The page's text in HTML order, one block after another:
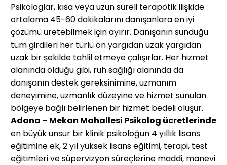
Psikologlar, kısa veya uzun süreli terapötik ilişkide
ortalama 45-60 dakikalarını danışanlara en iyi
çözümü üretebilmek için ayırır. Danışanın sunduğu
tüm girdileri her türlü ön yargıdan uzak yargıdan
uzak bir şekilde tahlil etmeye çalışırlar. Her hizmet
alanında olduğu gibi, ruh sağlığı alanında da
danışanın destek gereksinimine, uzmanım
deneyimine, uzmanlık düzeyine ve hizmet sunulan
bölgeye bağlı belirlenen bir hizmet bedeli oluşur.
Adana – Mekan Mahallesi Psikolog ücretlerinde
en büyük unsur bir klinik psikoloğun 4 yıllık lisans
eğitimine ek, 2 yıl yüksek lisans eğitimi, terapi, test
eğitimleri ve süpervizyon süreçlerine maddi, manevi